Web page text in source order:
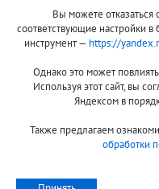
ПомощьВы можете отказаться
соответствующие настройки
инструмент — https://
Однако это может
Используя этот сайт, вы
Яндексом в
Также предлагаем
обработки